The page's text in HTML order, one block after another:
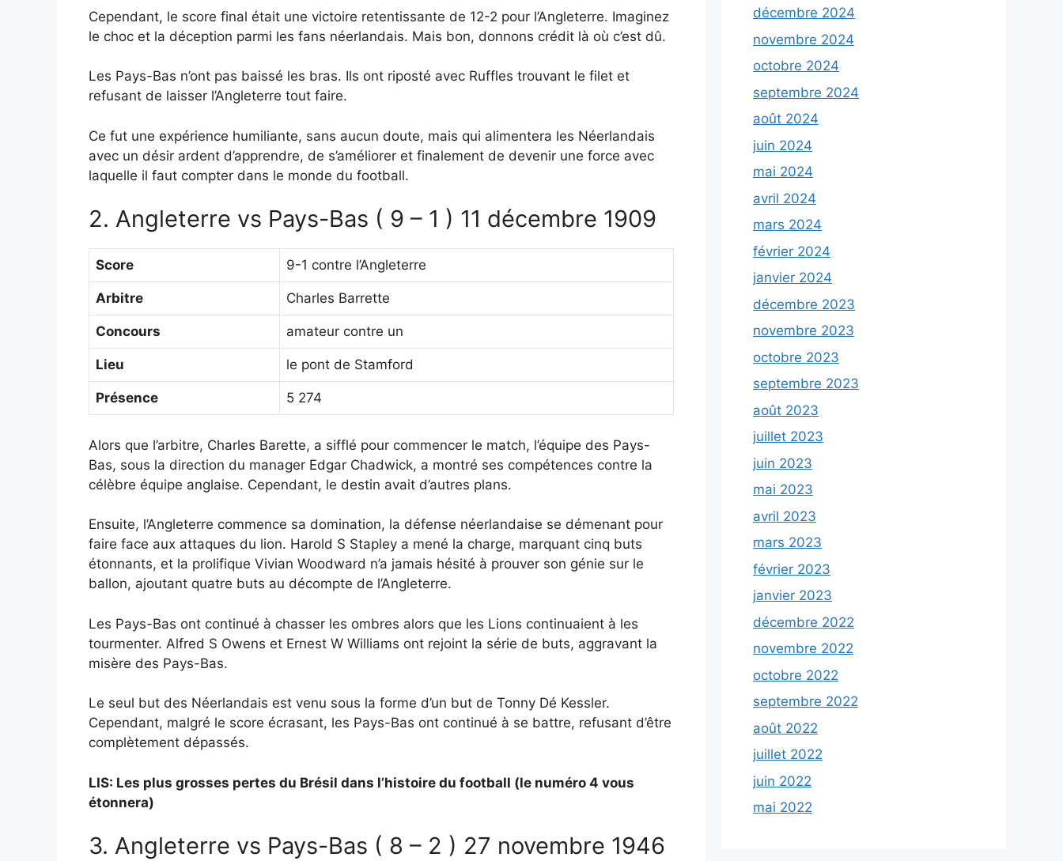
Cependant, le score final était une victoire retentissante de 12-2 pour l’Angleterre. Imaginez
le choc et la déception parmi les fans néerlandais. Mais bon, donnons crédit là où c’est dû.
Les Pays-Bas n’ont pas baissé les bras. Ils ont riposté avec Ruffles trouvant le filet et
refusant de laisser l’Angleterre tout faire.
Ce fut une expérience humiliante, sans aucun doute, mais qui alimentera les Néerlandais
avec un désir ardent d’apprendre, de s’améliorer et finalement de devenir une force avec
laquelle il faut compter dans le monde du football.
2. Angleterre vs Pays-Bas ( 9 – 1 ) 11 décembre 1909
Score 9-1 contre l’Angleterre
Arbitre Charles Barrette
Concours amateur contre un
Lieu le pont de Stamford
Présence 5 274
Alors que l’arbitre, Charles Barette, a sifflé pour commencer le match, l’équipe des Pays-
Bas, sous la direction du manager Edgar Chadwick, a montré ses compétences contre la
célèbre équipe anglaise. Cependant, le destin avait d’autres plans.
Ensuite, l’Angleterre commence sa domination, la défense néerlandaise se démenant pour
faire face aux attaques du lion. Harold S Stapley a mené la charge, marquant cinq buts
étonnants, et la prolifique Vivian Woodward n’a jamais hésité à prouver son génie sur le
ballon, ajoutant quatre buts au décompte de l’Angleterre.
Les Pays-Bas ont continué à chasser les ombres alors que les Lions continuaient à les
tourmenter. Alfred S Owens et Ernest W Williams ont rejoint la série de buts, aggravant la
misère des Pays-Bas.
Le seul but des Néerlandais est venu sous la forme d’un but de Tonny Dé Kessler.
Cependant, malgré le score écrasant, les Pays-Bas ont continué à se battre, refusant d’être
complètement dépassés.
LIS: Les plus grosses pertes du Brésil dans l’histoire du football (le numéro 4 vous
étonnera)
3. Angleterre vs Pays-Bas ( 8 – 2 ) 27 novembre 1946
décembre 2024
novembre 2024
octobre 2024
septembre 2024
août 2024
juin 2024
mai 2024
avril 2024
mars 2024
février 2024
janvier 2024
décembre 2023
novembre 2023
octobre 2023
septembre 2023
août 2023
juillet 2023
juin 2023
mai 2023
avril 2023
mars 2023
février 2023
janvier 2023
décembre 2022
novembre 2022
octobre 2022
septembre 2022
août 2022
juillet 2022
juin 2022
mai 2022